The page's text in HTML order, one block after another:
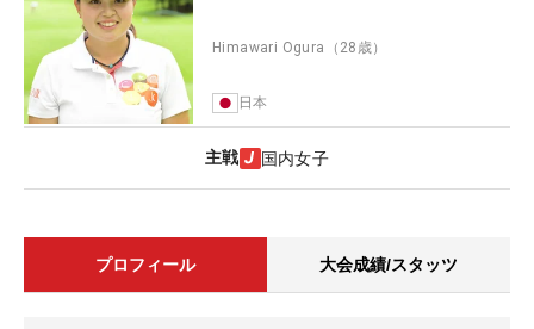
Himawari Ogura （28歳）
日本
主戦 国内女子
プロフィール 大会成績/スタッツ